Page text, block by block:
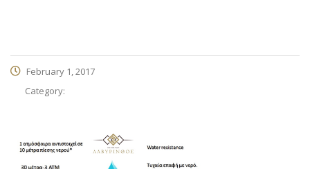
February 1, 2017
Category: